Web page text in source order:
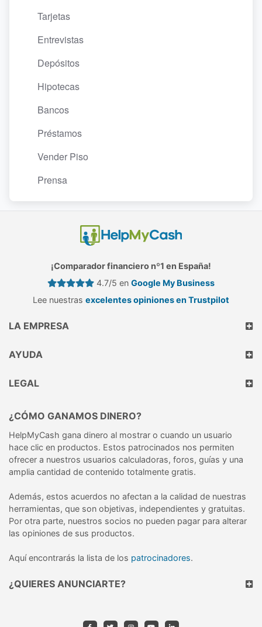
Tarjetas
Entrevistas
Depósitos
Hipotecas
Bancos
Préstamos
Vender Piso
Prensa
¡Comparador financiero nº1 en España!
4.7/5 en Google My Business
Lee nuestras excelentes opiniones en Trustpilot
LA EMPRESA
AYUDA
LEGAL
¿CÓMO GANAMOS DINERO?
HelpMyCash gana dinero al mostrar o cuando un usuario
hace clic en productos. Estos patrocinados nos permiten
ofrecer a nuestros usuarios calculadoras, foros, guías y una
amplia cantidad de contenido totalmente gratis.
Además, estos acuerdos no afectan a la calidad de nuestras
herramientas, que son objetivas, independientes y gratuitas.
Por otra parte, nuestros socios no pueden pagar para alterar
las opiniones de sus productos.
Aquí encontrarás la lista de los patrocinadores.
¿QUIERES ANUNCIARTE?